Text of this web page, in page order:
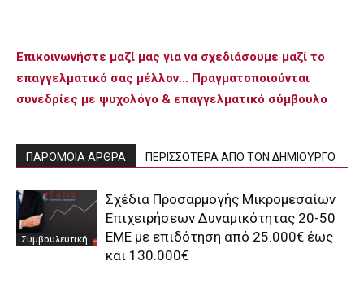
Επικοινωνήστε μαζί μας για να σχεδιάσουμε μαζί το
επαγγελματικό σας μέλλον… Πραγματοποιούνται
συνεδρίες με ψυχολόγο & επαγγελματικό σύμβουλο
ΠΑΡΟΜΟΙΑ ΑΡΘΡΑ ΠΕΡΙΣΣΟΤΕΡΑ ΑΠΟ ΤΟΝ ΔΗΜΙΟΥΡΓΟ
Συμβουλευτική
Σχέδια Προσαρμογής Μικρομεσαίων
Επιχειρήσεων Δυναμικότητας 20-50
ΕΜΕ με επιδότηση από 25.000€ έως
και 130.000€